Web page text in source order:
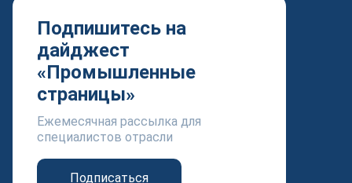
Подпишитесь на
дайджест
«Промышленные
страницы»
Ежемесячная рассылка для
специалистов отрасли
Подписаться